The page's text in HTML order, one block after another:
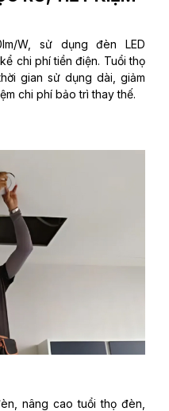
W, sử dụng đèn LED
chi phí tiền điện. Tuổi thọ
gian sử dụng dài, giảm
chi phí bảo trì thay thế.
nâng cao tuổi thọ đèn,